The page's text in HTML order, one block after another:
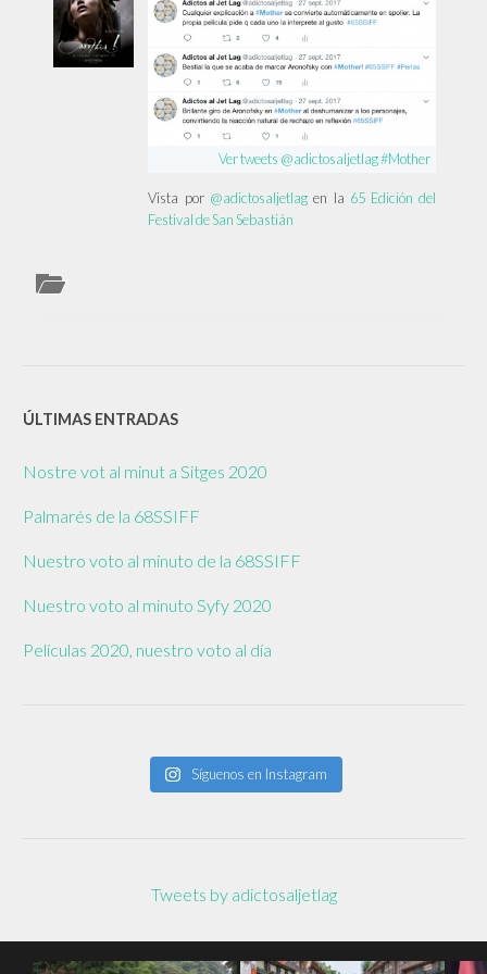
Ver tweets @adictosaljetlag #Mother
Vista por @adictosaljetlag en la 65 Edición del
Festival de San Sebastián
ÚLTIMAS ENTRADAS
Nostre vot al minut a Sitges 2020
Palmarés de la 68SSIFF
Nuestro voto al minuto de la 68SSIFF
Nuestro voto al minuto Syfy 2020
Películas 2020, nuestro voto al día
Síguenos en Instagram
Tweets by adictosaljetlag